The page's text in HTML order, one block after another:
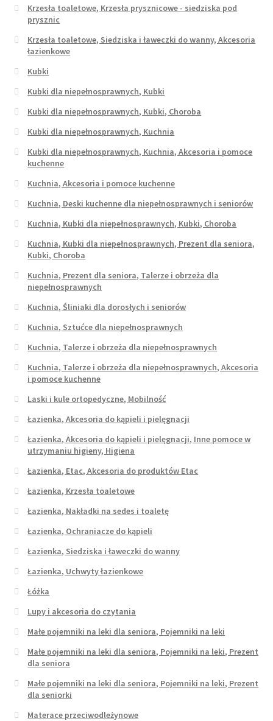
Krzesła toaletowe, Krzesła prysznicowe - siedziska pod
prysznic
Krzesła toaletowe, Siedziska i ławeczki do wanny, Akcesoria
łazienkowe
Kubki
Kubki dla niepełnosprawnych, Kubki
Kubki dla niepełnosprawnych, Kubki, Choroba
Kubki dla niepełnosprawnych, Kuchnia
Kubki dla niepełnosprawnych, Kuchnia, Akcesoria i pomoce
kuchenne
Kuchnia, Akcesoria i pomoce kuchenne
Kuchnia, Deski kuchenne dla niepełnosprawnych i seniorów
Kuchnia, Kubki dla niepełnosprawnych, Kubki, Choroba
Kuchnia, Kubki dla niepełnosprawnych, Prezent dla seniora,
Kubki, Choroba
Kuchnia, Prezent dla seniora, Talerze i obrzeża dla
niepełnosprawnych
Kuchnia, Śliniaki dla dorosłych i seniorów
Kuchnia, Sztućce dla niepełnosprawnych
Kuchnia, Talerze i obrzeża dla niepełnosprawnych
Kuchnia, Talerze i obrzeża dla niepełnosprawnych, Akcesoria
i pomoce kuchenne
Laski i kule ortopedyczne, Mobilność
Łazienka, Akcesoria do kąpieli i pielęgnacji
Łazienka, Akcesoria do kąpieli i pielęgnacji, Inne pomoce w
utrzymaniu higieny, Higiena
Łazienka, Etac, Akcesoria do produktów Etac
Łazienka, Krzesła toaletowe
Łazienka, Nakładki na sedes i toaletę
Łazienka, Ochraniacze do kąpieli
Łazienka, Siedziska i ławeczki do wanny
Łazienka, Uchwyty łazienkowe
Łóżka
Lupy i akcesoria do czytania
Małe pojemniki na leki dla seniora, Pojemniki na leki
Małe pojemniki na leki dla seniora, Pojemniki na leki, Prezent
dla seniora
Małe pojemniki na leki dla seniora, Pojemniki na leki, Prezent
dla seniorki
Materace przeciwodleżynowe